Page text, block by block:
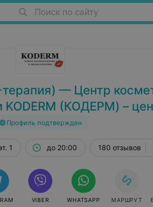
Поиск по сайту
— Центр
KODERM (КОДЕРМ) –
Профиль подтвержден
1 до 20:00 180 отзывов
VIBER WHATSAPP МАРШРУТ